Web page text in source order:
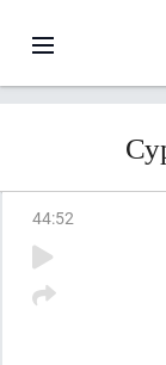
44:52